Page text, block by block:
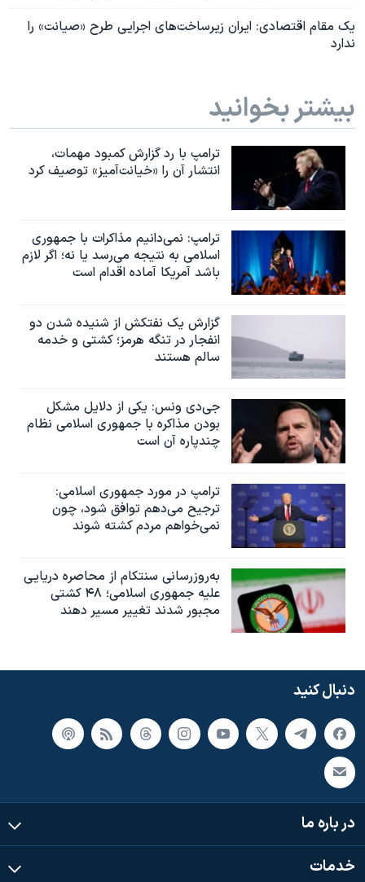
یک مقام اقتصادی: ایران زیرساخت‌های اجرایی طرح «صیانت» را
ندارد
بیشتر بخوانید
ترامپ با رد گزارش کمبود مهمات،
انتشار آن را «خیانت‌آمیز» توصیف کرد
ترامپ: نمی‌دانیم مذاکرات با جمهوری
اسلامی به نتیجه می‌رسد یا نه؛ اگر لازم
باشد آمریکا آماده اقدام است
گزارش یک نفتکش از شنیده شدن دو
انفجار در تنگه هرمز؛ کشتی و خدمه
سالم هستند
جی‌دی ونس: یکی از دلایل مشکل
بودن مذاکره با جمهوری اسلامی نظام
چندپاره آن است
ترامپ در مورد جمهوری اسلامی:
ترجیح می‌دهم توافق شود، چون
نمی‌خواهم مردم کشته شوند
به‌روزرسانی سنتکام از محاصره دریایی
علیه جمهوری اسلامی؛ ۴۸ کشتی
مجبور شدند تغییر مسیر دهند
دنبال کنید
در باره ما
خدمات